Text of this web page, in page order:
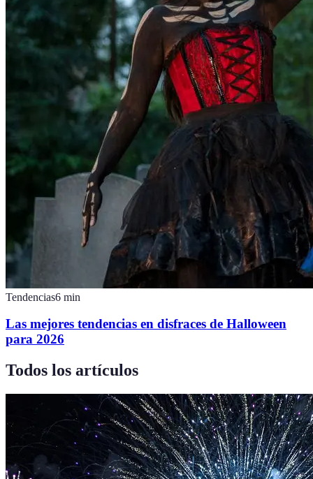
Tendencias6 min
Las mejores tendencias en disfraces de Halloween
para 2026
Todos los artículos